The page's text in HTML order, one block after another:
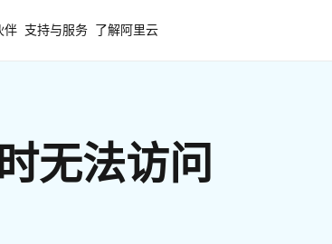
伴 支持与服务 了解阿里云
无法访问